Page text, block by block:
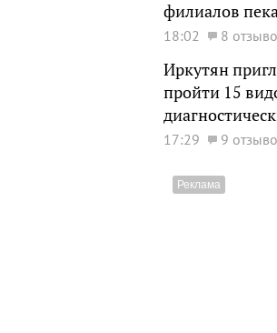
филиалов
18:02 8
Иркутян
пройти 15
17:29 9